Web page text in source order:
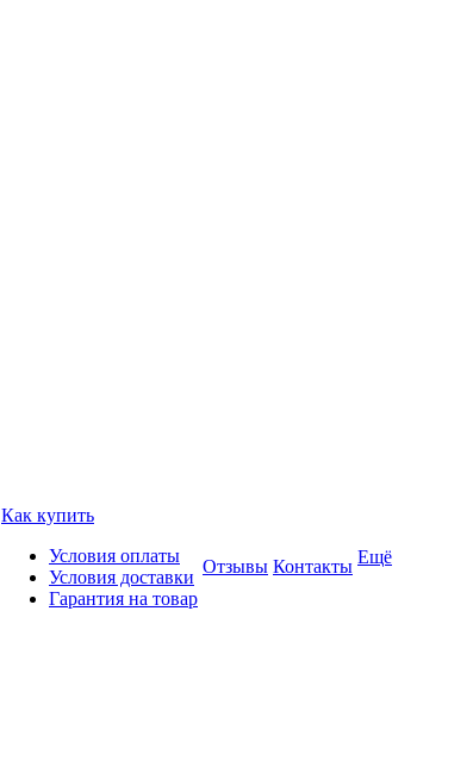
Как купить
Условия оплаты
Условия доставки
Гарантия на товар
Отзывы Контакты Ещё